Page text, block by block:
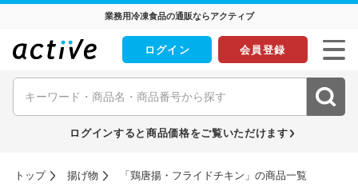
業務用冷凍食品の通販ならアクティブ
ログイン 会員登録
ログインすると商品価格をご覧いただけます
トップ 揚げ物 「鶏唐揚・フライドチキン」の商品一覧